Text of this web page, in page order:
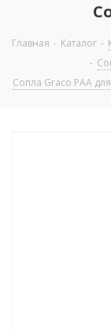
Главная - Каталог -
-
Сопла Graco PAA